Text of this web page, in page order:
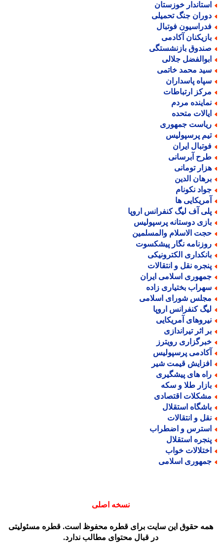
خوزستان
جنگ تحمیلی
فوتبال
آکادمی
بازنشستگی
جلالی
محمد خاتمی
پاسداران
ارتباطات
مردم
متحده
جمهوری
پرسپولیس
ایران
آبرسانی
تومانی
الدین
نکونام
ها
آف لیگ کنفرانس اروپا
دوستانه پرسپولیس
الاسلام والمسلمین
نگار پیشکسوت
الکترونیکی
نقل و انتقالات
اسلامی ایران
بختیاری زاده
شورای اسلامی
کنفرانس اروپا
آمریکایی
اثر تیراندازی
رویترز
پرسپولیس
قیمت شیر
های پیشگیری
طلا و سکه
اقتصادی
استقلال
و انتقالات
و اضطراب
استقلال
خواب
اسلامی
نسخه اصلی
حقوق این سایت برای قطره محفوظ است. قطره مسئولیتی
در قبال محتوای مطالب ندارد.